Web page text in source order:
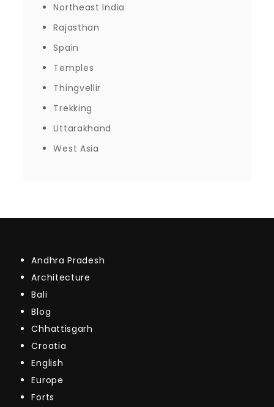
Northeast India
Rajasthan
Spain
Temples
Thingvellir
Trekking
Uttarakhand
West Asia
Andhra Pradesh
Architecture
Bali
Blog
Chhattisgarh
Croatia
English
Europe
Forts